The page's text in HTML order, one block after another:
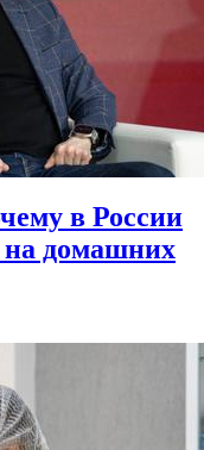
в России
на домашних